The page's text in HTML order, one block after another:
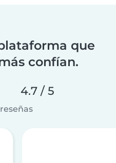
que
confían.
4.7 / 5